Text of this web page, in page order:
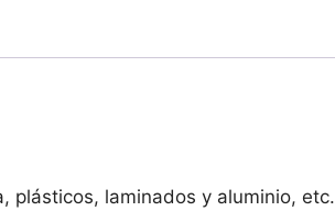
plásticos, laminados y aluminio, etc.